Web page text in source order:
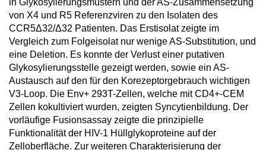
in Glykosylierungsmustern und der AS-Zusammensetzung
von X4 und R5 Referenzviren zu den Isolaten des
CCR5Δ32/Δ32 Patienten. Das Erstisolat zeigte im
Vergleich zum Folgeisolat nur wenige AS-Substitution, und
eine Deletion. Es konnte der Verlust einer putativen
Glykosylierungsstelle gezeigt werden, sowie ein AS-
Austausch auf den für den Korezeptorgebrauch wichtigen
V3-Loop. Die Env+ 293T-Zellen, welche mit CD4+-CEM
Zellen kokultiviert wurden, zeigten Syncytienbildung. Der
vorläufige Fusionsassay zeigte die prinzipielle
Funktionalität der HIV-1 Hüllglykoproteine auf der
Zelloberfläche. Zur weiteren Charakterisierung der